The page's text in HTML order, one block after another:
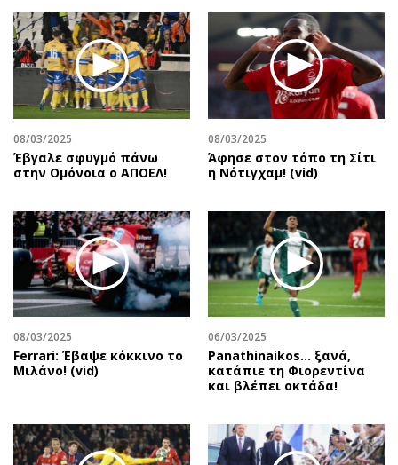
Ενέργεια
Ναυτιλία
Περιβάλλον
Ελλάδα
Κόσμος
Παράξενα
Πολιτισμός
Θέατρο-Χορός
Μουσική
Εικαστικά
Βιβλίο
Χειρόγραφα
Γυναίκα
Showbiz
Ταξίδια
Συνταγές
Έξοδος
Media
Εκπομπές
Podcasts
Uncut
Προσφορές
Προσωπικότητες στην ''Κ''
Επιστολές
08/03/2025
Έβγαλε σφυγμό πάνω
στην Ομόνοια ο ΑΠΟΕΛ!
08/03/2025
Άφησε στον τόπο τη Σίτι
η Νότιγχαμ! (vid)
08/03/2025
Ferrari: Έβαψε κόκκινο το
Μιλάνο! (vid)
06/03/2025
Panathinaikos… ξανά,
κατάπιε τη Φιορεντίνα
και βλέπει οκτάδα!